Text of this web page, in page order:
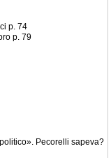
p. 74
p. 79
Pecorelli sapeva?